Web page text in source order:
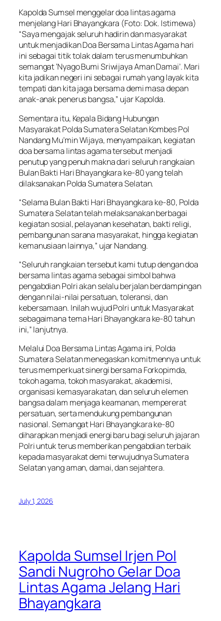
Kapolda Sumsel menggelar doa lintas agama
menjelang Hari Bhayangkara (Foto: Dok. Istimewa)
“Saya mengajak seluruh hadirin dan masyarakat
untuk menjadikan Doa Bersama Lintas Agama hari
ini sebagai titik tolak dalam terus menumbuhkan
semangat ‘Nyago Bumi Sriwijaya Aman Damai’. Mari
kita jadikan negeri ini sebagai rumah yang layak kita
tempati dan kita jaga bersama demi masa depan
anak-anak penerus bangsa,” ujar Kapolda.
Sementara itu, Kepala Bidang Hubungan
Masyarakat Polda Sumatera Selatan Kombes Pol
Nandang Mu’min Wijaya, menyampaikan, kegiatan
doa bersama lintas agama tersebut menjadi
penutup yang penuh makna dari seluruh rangkaian
Bulan Bakti Hari Bhayangkara ke-80 yang telah
dilaksanakan Polda Sumatera Selatan.
“Selama Bulan Bakti Hari Bhayangkara ke-80, Polda
Sumatera Selatan telah melaksanakan berbagai
kegiatan sosial, pelayanan kesehatan, bakti religi,
pembangunan sarana masyarakat, hingga kegiatan
kemanusiaan lainnya,” ujar Nandang.
“Seluruh rangkaian tersebut kami tutup dengan doa
bersama lintas agama sebagai simbol bahwa
pengabdian Polri akan selalu berjalan berdampingan
dengan nilai-nilai persatuan, toleransi, dan
kebersamaan. Inilah wujud Polri untuk Masyarakat
sebagaimana tema Hari Bhayangkara ke-80 tahun
ini,” lanjutnya.
Melalui Doa Bersama Lintas Agama ini, Polda
Sumatera Selatan menegaskan komitmennya untuk
terus memperkuat sinergi bersama Forkopimda,
tokoh agama, tokoh masyarakat, akademisi,
organisasi kemasyarakatan, dan seluruh elemen
bangsa dalam menjaga keamanan, mempererat
persatuan, serta mendukung pembangunan
nasional. Semangat Hari Bhayangkara ke-80
diharapkan menjadi energi baru bagi seluruh jajaran
Polri untuk terus memberikan pengabdian terbaik
kepada masyarakat demi terwujudnya Sumatera
Selatan yang aman, damai, dan sejahtera.
July 1, 2026
Kapolda Sumsel Irjen Pol
Sandi Nugroho Gelar Doa
Lintas Agama Jelang Hari
Bhayangkara